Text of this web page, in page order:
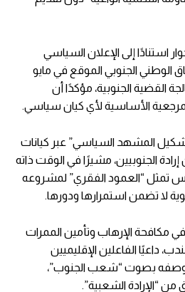
استنادًا إلى الإعلان السياسي
2026، والميثاق الوطني الجنوبي الموقع في مايو
القضية الجنوبية، مؤكدًا أن
الأساسية لأي كيان سياسي.
المشهد السياسي” عبر كيانات
إرادة الجنوبيين، مشيرًا في الوقت ذاته
تمثل “العمود الفقري” لمشروعه
لا تضمن استمرارها ودورها.
مكافحة الإرهاب وتأمين الممرات
داعيًا الفاعلين الإقليميين
وصفه بصوت “شعب الجنوب”،
“الإرادة الشعبية”.